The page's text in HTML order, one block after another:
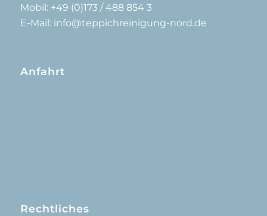
Mobil: +49 (0)173 / 488 854 3
E-Mail: info@teppichreinigung-nord.de
Anfahrt
Rechtliches